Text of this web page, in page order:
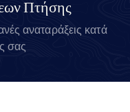
Πτήσης
αναταράξεις κατά
σας